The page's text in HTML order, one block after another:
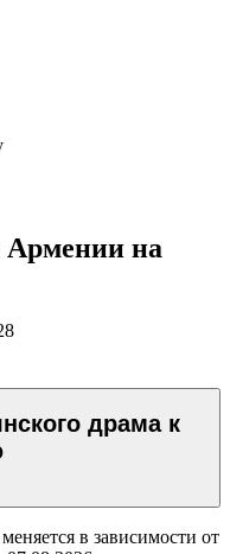
Армении на
драма к
в зависимости от